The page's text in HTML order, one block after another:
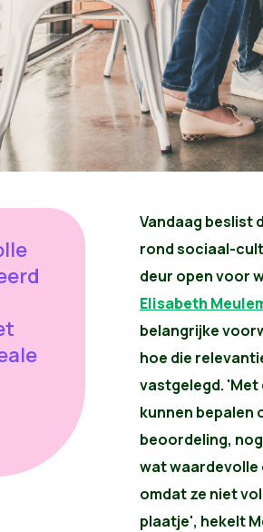
Vandaag beslist
rond sociaal-
deur open voor
Elisabeth
belangrijke
hoe die
vastgelegd.
kunnen bepalen
beoordeling,
wat waardevolle
omdat ze niet
plaatje', hekelt